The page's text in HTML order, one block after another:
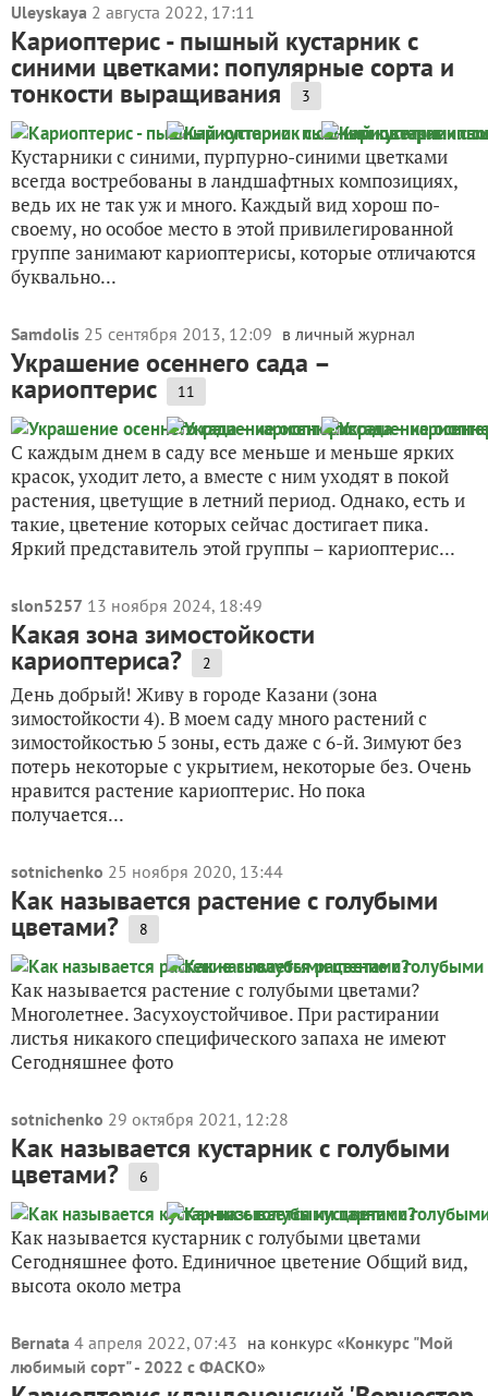
Uleyskaya 2 августа 2022, 17:11
Кариоптерис - пышный кустарник с
синими цветками: популярные сорта и
тонкости выращивания 3
Кустарники с синими, пурпурно-синими цветками
всегда востребованы в ландшафтных композициях,
ведь их не так уж и много. Каждый вид хорош по-
своему, но особое место в этой привилегированной
группе занимают кариоптерисы, которые отличаются
буквально...
Samdolis 25 сентября 2013, 12:09 в личный журнал
Украшение осеннего сада –
кариоптерис 11
С каждым днем в саду все меньше и меньше ярких
красок, уходит лето, а вместе с ним уходят в покой
растения, цветущие в летний период. Однако, есть и
такие, цветение которых сейчас достигает пика.
Яркий представитель этой группы – кариоптерис...
slon5257 13 ноября 2024, 18:49
Какая зона зимостойкости
кариоптериса? 2
День добрый! Живу в городе Казани (зона
зимостойкости 4). В моем саду много растений с
зимостойкостью 5 зоны, есть даже с 6-й. Зимуют без
потерь некоторые с укрытием, некоторые без. Очень
нравится растение кариоптерис. Но пока
получается...
sotnichenko 25 ноября 2020, 13:44
Как называется растение с голубыми
цветами? 8
Как называется растение с голубыми цветами?
Многолетнее. Засухоустойчивое. При растирании
листья никакого специфического запаха не имеют
Сегодняшнее фото
sotnichenko 29 октября 2021, 12:28
Как называется кустарник с голубыми
цветами? 6
Как называется кустарник с голубыми цветами
Сегодняшнее фото. Единичное цветение Общий вид,
высота около метра
Bernata 4 апреля 2022, 07:43 на конкурс «Конкурс "Мой
любимый сорт" - 2022 с ФАСКО»